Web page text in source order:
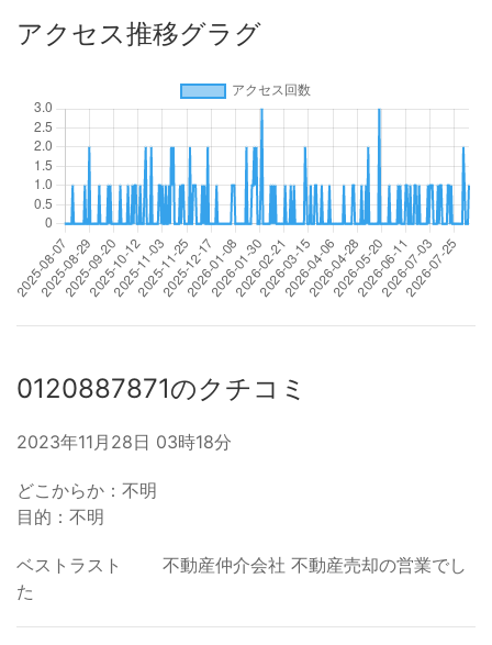
アクセス推移グラグ
0120887871のクチコミ
2023年11月28日 03時18分
どこからか：不明
目的：不明
ベストラスト 不動産仲介会社 不動産売却の営業でし
た